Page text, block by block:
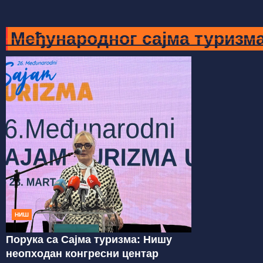
Међународног сајма
НИШ
Порука са Сајма туризма: Нишу
неопходан конгресни центар